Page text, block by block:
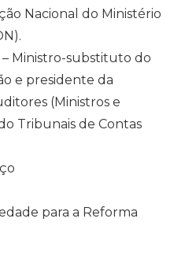
Nacional do Ministério
Ministro-substituto do
e presidente da
(Ministros e
Tribunais de Contas
para a Reforma